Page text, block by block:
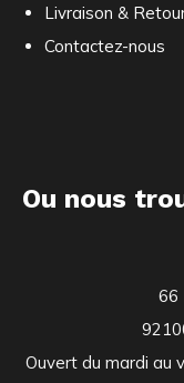
Livraison &
Contactez-nous
Ou nous
66
Ouvert du mardi au